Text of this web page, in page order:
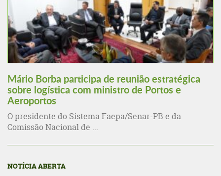
Mário Borba participa de reunião estratégica
sobre logística com ministro de Portos e
Aeroportos
O presidente do Sistema Faepa/Senar-PB e da
Comissão Nacional de ...
NOTÍCIA ABERTA